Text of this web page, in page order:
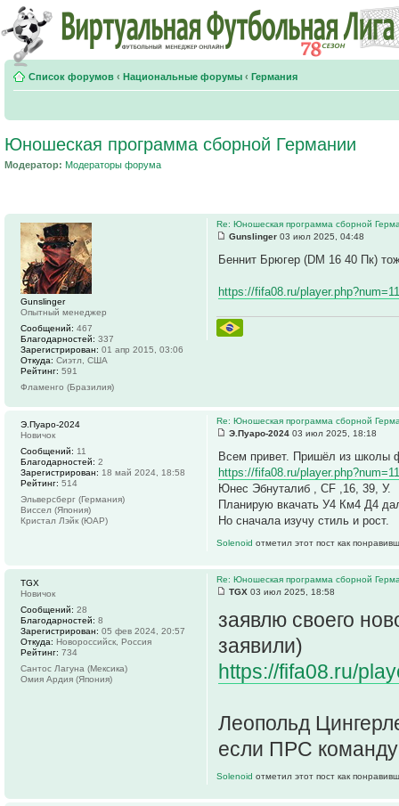
Список форумов ‹ Национальные форумы ‹ Германия
Юношеская программа сборной Германии
Модератор: Модераторы форума
Re: Юношеская программа сборной
Gunslinger 03 июл 2025, 04:48
Беннит Брюгер (DM 16 40 Пк)
https://fifa08.ru/
Gunslinger
Опытный менеджер
Сообщений: 467
Благодарностей: 337
Зарегистрирован: 01 апр 2015, 03:06
Откуда: Сиэтл, США
Рейтинг: 591
Фламенго (Бразилия)
Re: Юношеская программа сборной
Э.Пуаро-2024 03 июл 2025, 18:18
Всем привет. Пришёл из школы
https://fifa08.ru/
Юнес Эбнуталиб , СF ,16, 39, У.
Планирую вкачать У4 Км4 Д4
Но сначала изучу стиль и рост.
Solenoid отметил этот пост как
Э.Пуаро-2024
Новичок
Сообщений: 11
Благодарностей: 2
Зарегистрирован: 18 май 2024, 18:58
Рейтинг: 514
Эльверсберг (Германия)
Виссел (Япония)
Кристал Лэйк (ЮАР)
Re: Юношеская программа сборной
TGX 03 июл 2025, 18:58
заявлю своего
заявили)
https://fifa08.ru/
Леопольд
если ПРС
Solenoid отметил этот пост как
TGX
Новичок
Сообщений: 28
Благодарностей: 8
Зарегистрирован: 05 фев 2024, 20:57
Откуда: Новороссийск, Россия
Рейтинг: 734
Сантос Лагуна (Мексика)
Омия Ардия (Япония)